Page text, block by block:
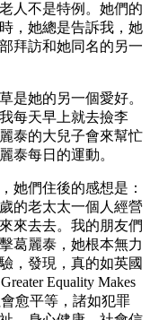
人不是特例。她們的
，她總是告訴我，她
拜訪和她同名的另一
是她的另一個愛好。
每天早上就去撿李
泰的大兒子會來幫忙
泰每日的運動。
她們住後的感想是：
的老太太一個人經營
來去去。我的朋友們
葛麗泰，她根本無力
，發現，真的如英國
Equality Makes
會愈平等，諸如犯罪